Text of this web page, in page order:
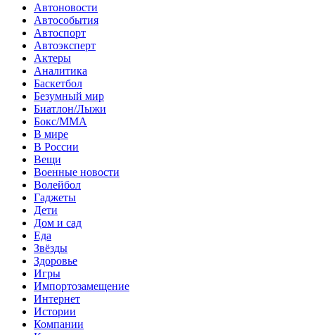
Автоновости
Автособытия
Автоспорт
Автоэксперт
Актеры
Аналитика
Баскетбол
Безумный мир
Биатлон/Лыжи
Бокс/MMA
В мире
В России
Вещи
Военные новости
Волейбол
Гаджеты
Дети
Дом и сад
Еда
Звёзды
Здоровье
Игры
Импортозамещение
Интернет
Истории
Компании